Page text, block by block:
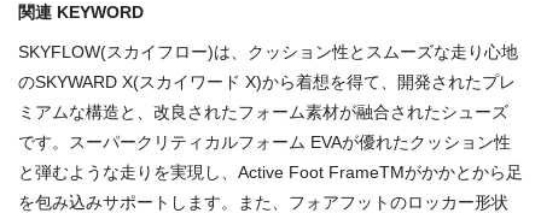
関連 KEYWORD
SKYFLOW(スカイフロー)は、クッション性とスムーズな走り心地
のSKYWARD X(スカイワード X)から着想を得て、開発されたプレ
ミアムな構造と、改良されたフォーム素材が融合されたシューズ
です。スーパークリティカルフォーム EVAが優れたクッション性
と弾むような走りを実現し、Active Foot FrameTMがかかとから足
を包み込みサポートします。また、フォアフットのロッカー形状